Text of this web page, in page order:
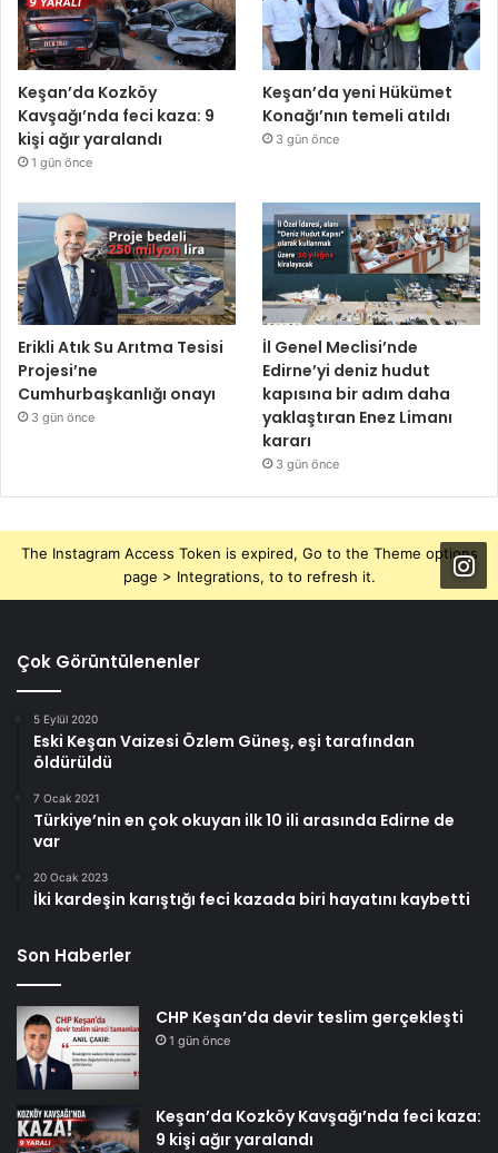
Keşan’da Kozköy
Kavşağı’nda feci kaza: 9
kişi ağır yaralandı
1 gün önce
Keşan’da yeni Hükümet
Konağı’nın temeli atıldı
3 gün önce
Erikli Atık Su Arıtma Tesisi
Projesi’ne
Cumhurbaşkanlığı onayı
3 gün önce
İl Genel Meclisi’nde
Edirne’yi deniz hudut
kapısına bir adım daha
yaklaştıran Enez Limanı
kararı
3 gün önce
The Instagram Access Token is expired, Go to the Theme options
page > Integrations, to to refresh it.
Çok Görüntülenenler
5 Eylül 2020
Eski Keşan Vaizesi Özlem Güneş, eşi tarafından
öldürüldü
7 Ocak 2021
Türkiye’nin en çok okuyan ilk 10 ili arasında Edirne de
var
20 Ocak 2023
İki kardeşin karıştığı feci kazada biri hayatını kaybetti
Son Haberler
CHP Keşan’da devir teslim gerçekleşti
1 gün önce
Keşan’da Kozköy Kavşağı’nda feci kaza:
9 kişi ağır yaralandı